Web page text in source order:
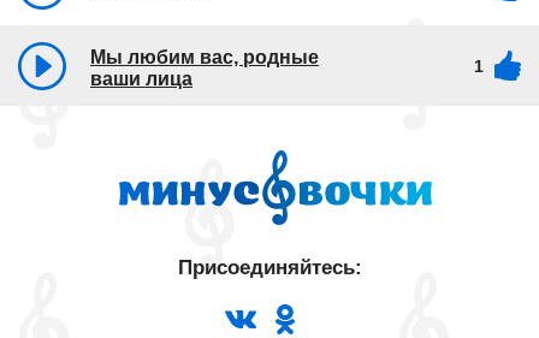
Мы любим вас, родные
ваши лица
1
Присоединяйтесь: